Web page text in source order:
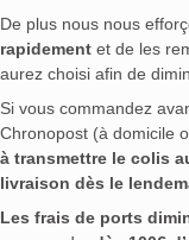
De plus nous nous
rapidement et de les
aurez choisi afin de
Si vous commandez
Chronopost (à domicile
à transmettre le colis
livraison dès le
Les frais de ports